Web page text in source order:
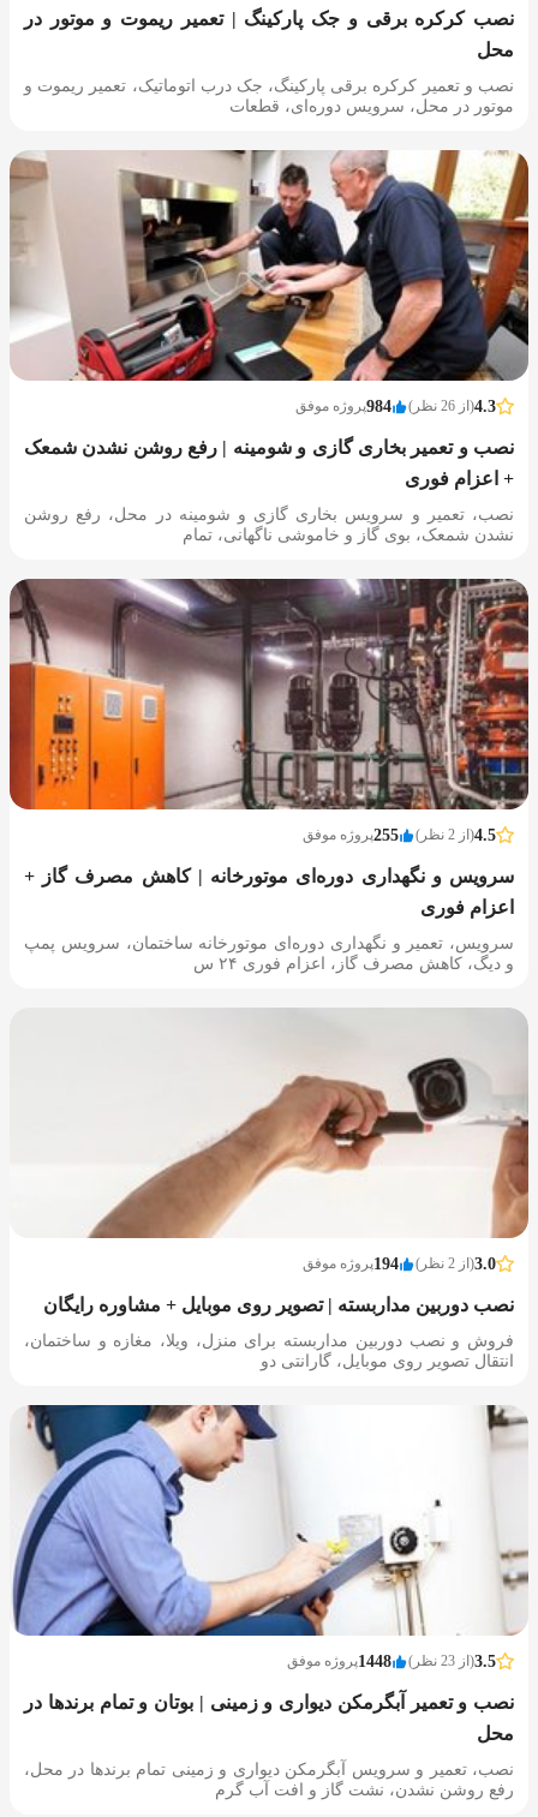
نصب کرکره برقی و جک پارکینگ | تعمیر ریموت و موتور در
محل
نصب و تعمیر کرکره برقی پارکینگ، جک درب اتوماتیک، تعمیر ریموت و
موتور در محل، سرویس دوره‌ای، قطعات
4.3(از 26 نظر) 984پروژه موفق
نصب و تعمیر بخاری گازی و شومینه | رفع روشن نشدن شمعک
+ اعزام فوری
نصب، تعمیر و سرویس بخاری گازی و شومینه در محل، رفع روشن
نشدن شمعک، بوی گاز و خاموشی ناگهانی، تمام
4.5(از 2 نظر) 255پروژه موفق
سرویس و نگهداری دوره‌ای موتورخانه | کاهش مصرف گاز +
اعزام فوری
سرویس، تعمیر و نگهداری دوره‌ای موتورخانه ساختمان، سرویس پمپ
و دیگ، کاهش مصرف گاز، اعزام فوری ۲۴ س
3.0(از 2 نظر) 194پروژه موفق
نصب دوربین مداربسته | تصویر روی موبایل + مشاوره رایگان
فروش و نصب دوربین مداربسته برای منزل، ویلا، مغازه و ساختمان،
انتقال تصویر روی موبایل، گارانتی دو
3.5(از 23 نظر) 1448پروژه موفق
نصب و تعمیر آبگرمکن دیواری و زمینی | بوتان و تمام برندها در
محل
نصب، تعمیر و سرویس آبگرمکن دیواری و زمینی تمام برندها در محل،
رفع روشن نشدن، نشت گاز و افت آب گرم